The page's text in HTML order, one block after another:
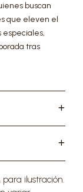
buscan
que eleven el
especiales,
tras
ilustración.